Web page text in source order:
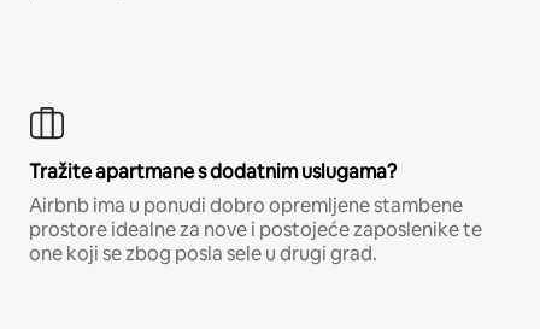
Tražite apartmane s dodatnim uslugama?
Airbnb ima u ponudi dobro opremljene stambene
prostore idealne za nove i postojeće zaposlenike te
one koji se zbog posla sele u drugi grad.